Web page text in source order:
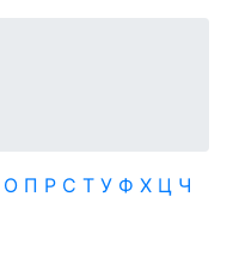
О П Р С Т У Ф Х Ц Ч